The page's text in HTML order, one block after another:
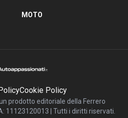
MOTO
Cookie Policy
prodotto editoriale della Ferrero
11123120013 | Tutti i diritti riservati.